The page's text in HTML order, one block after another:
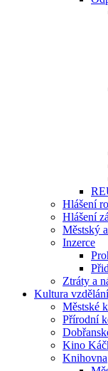
Hlášení
Hlášení
Městský
Inzerce
Ztráty a
Kultura
Městské
Přírodní
Kino
Knihovna